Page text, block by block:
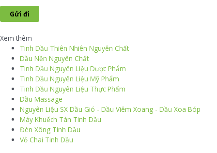
Xem thêm
Tinh Dầu Thiên Nhiên Nguyên Chất
Dầu Nền Nguyên Chất
Tinh Dầu Nguyên Liệu Dược Phẩm
Tinh Dầu Nguyên Liệu Mỹ Phẩm
Tinh Dầu Nguyên Liệu Thực Phẩm
Dầu Massage
Nguyên Liệu SX Dầu Gió - Dầu Viêm Xoang - Dầu Xoa Bóp
Máy Khuếch Tán Tinh Dầu
Đèn Xông Tinh Dầu
Vỏ Chai Tinh Dầu